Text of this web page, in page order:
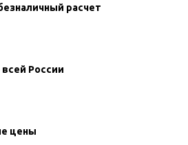
расчет
России
цены